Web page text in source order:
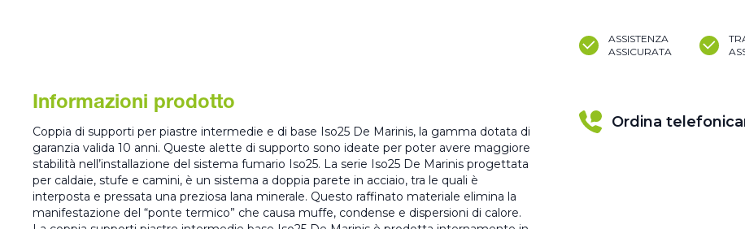
ASSISTENZA
ASSICURATA
Informazioni prodotto
Coppia di supporti per piastre intermedie e di base Iso25 De Marinis, la gamma dotata di
garanzia valida 10 anni. Queste alette di supporto sono ideate per poter avere maggiore
stabilità nell’installazione del sistema fumario Iso25. La serie Iso25 De Marinis progettata
per caldaie, stufe e camini, è un sistema a doppia parete in acciaio, tra le quali è
interposta e pressata una preziosa lana minerale. Questo raffinato materiale elimina la
manifestazione del “ponte termico” che causa muffe, condense e dispersioni di calore.
Ordina